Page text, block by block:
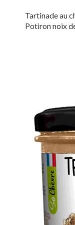
Tartinade au
Potiron noix